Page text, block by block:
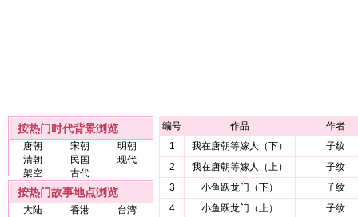
按热门时代背景浏览
唐朝 宋朝
明朝
清朝
民国
现代
架空
古代
按热门故事地点浏览
大陆 香港
台湾
编号 作品
作者
1
我在唐朝等嫁人（下）
子纹
2
我在唐朝等嫁人（上）
子纹
3
小鱼跃龙门（下）
子纹
4
小鱼跃龙门（上） 子纹